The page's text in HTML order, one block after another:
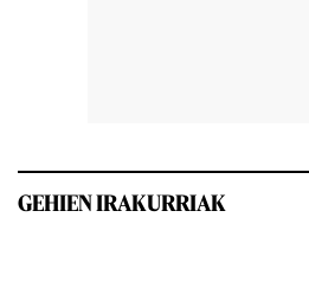
GEHIEN IRAKURRIAK